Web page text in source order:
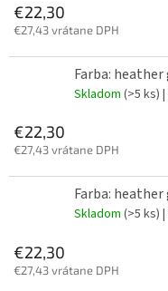
€22,30
€27,43 vrátane DPH
Farba: heather
Skladom (>5 ks) |
€22,30
€27,43 vrátane DPH
Farba: heather
Skladom (>5 ks) |
€22,30
€27,43 vrátane DPH